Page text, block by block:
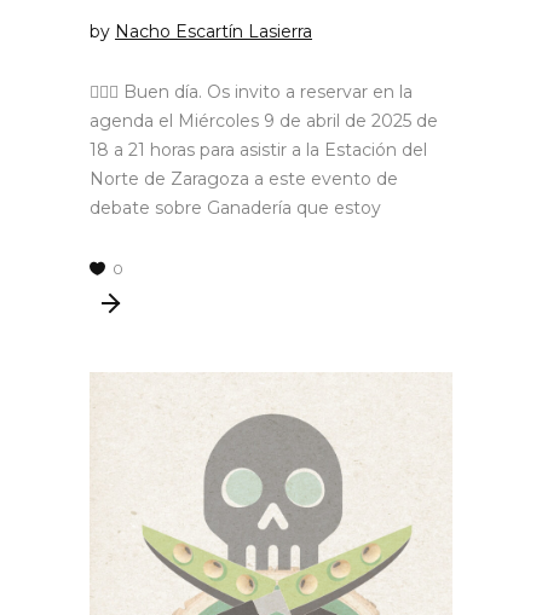
by Nacho Escartín Lasierra
🙋🏼‍♂️ Buen día. Os invito a reservar en la
agenda el Miércoles 9 de abril de 2025 de
18 a 21 horas para asistir a la Estación del
Norte de Zaragoza a este evento de
debate sobre Ganadería que estoy
0